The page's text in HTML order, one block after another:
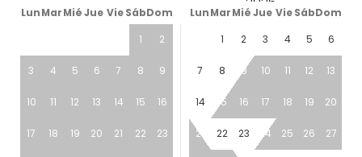
LunMarMiéJue Vie SábDom LunMarMiéJue Vie SábDom
1 2
3 4 5 6 7 8 9
10 11 12 13 14 15 16
17 18 19 20 21 22 23
1 2 3 4 5 6
7 8 9 10 11 12 13
14 15 16 17 18 19 20
21 22 23 24 25 26 27